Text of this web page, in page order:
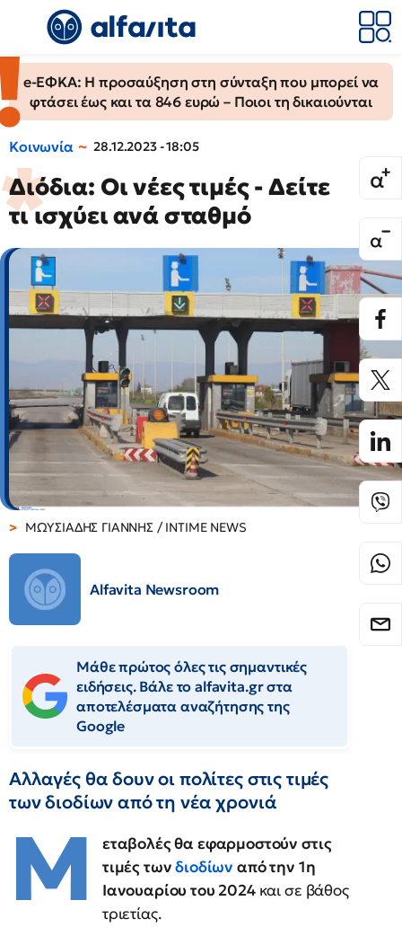
e-ΕΦΚΑ: Η προσαύξηση στη σύνταξη που μπορεί να
φτάσει έως και τα 846 ευρώ – Ποιοι τη δικαιούνται
Κοινωνία 28.12.2023 - 18:05
Διόδια: Οι νέες τιμές - Δείτε
τι ισχύει ανά σταθμό
ΜΩΥΣΙΑΔΗΣ ΓΙΑΝΝΗΣ / INTIME NEWS
Alfavita Newsroom
Μάθε πρώτος όλες τις σημαντικές
ειδήσεις. Βάλε το alfavita.gr στα
αποτελέσματα αναζήτησης της
Google
Αλλαγές θα δουν οι πολίτες στις τιμές
των διοδίων από τη νέα χρονιά
Μ
εταβολές θα εφαρμοστούν στις
τιμές τωνδιοδίων από την 1η
Ιανουαρίου του 2024και σε βάθος
τριετίας.